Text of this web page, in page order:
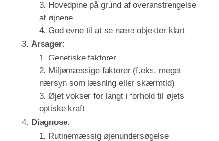
Hovedpine på grund af overanstrengelse
af øjnene
God evne til at se nære objekter klart
Årsager:
Genetiske faktorer
Miljømæssige faktorer (f.eks. meget
nærsyn som læsning eller skærmtid)
Øjet vokser for langt i forhold til øjets
optiske kraft
Diagnose:
Rutinemæssig øjenundersøgelse